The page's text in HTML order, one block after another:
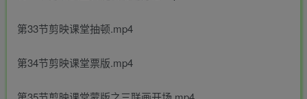
第33节剪映课堂抽顿.mp4
第34节剪映课堂票版.mp4